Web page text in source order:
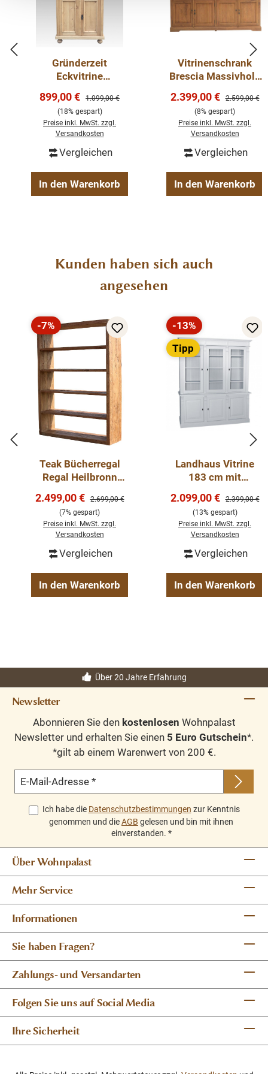
obere Stauraum viel Platz für Ideen und dekorative
Accessoires.
Die Abmessungen: Höhe: 190 cm, Breite: 145 cm,
Tiefe: 38 cm.
Weichholz Buffet
zerlegbar
Massivholz
Gründerzeit
Eckvitrine
Weichholzmöbel
Eck Schrank
Verkaufspreis:
899,00 € Regulärer Preis:
1.099,00 €
(18% gespart)
Preise inkl. MwSt. zzgl.
Versandkosten
Vergleichen
In den Warenkorb
Vitrinenschrank
Brescia Massivholz
Verkaufspreis:
2.399,00 € Regulärer
2.599,00 €
(8% gespart)
Preise inkl. MwSt. zzgl.
Versandkosten
Vergleichen
In den Warenkorb
Produktgalerie überspringen
Kunden haben sich auch
angesehen
Rabatt
-7%
Teak Bücherregal
Regal Heilbronn
Verkaufspreis:
2.499,00 € Regulärer Preis:
2.699,00 €
(7% gespart)
Preise inkl. MwSt. zzgl.
Versandkosten
Vergleichen
In den Warenkorb
Rabatt
-13%
Tipp
Landhaus Vitrine
183 cm mit
verschiedene
Varianten
Verkaufspreis:
2.099,00 € Regulärer
2.399,00 €
(13% gespart)
Preise inkl. MwSt. zzgl.
Versandkosten
Vergleichen
In den Warenkorb
Über 20 Jahre Erfahrung
Newsletter
Abonnieren Sie den kostenlosen Wohnpalast
Newsletter und erhalten Sie einen 5 Euro Gutschein*.
*gilt ab einem Warenwert von 200 €.
E-Mail-Adresse *
Ich habe die Datenschutzbestimmungen zur Kenntnis
genommen und dieAGB gelesen und bin mit ihnen
einverstanden. *
Über Wohnpalast
Mehr Service
Informationen
Sie haben Fragen?
Zahlungs- und Versandarten
Folgen Sie uns auf Social Media
Ihre Sicherheit